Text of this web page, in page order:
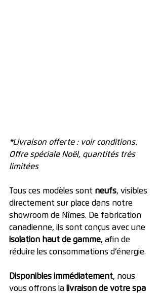
*Livraison offerte : voir conditions.
Offre spéciale Noël, quantités très
limitées
Tous ces modèles sont neufs, visibles
directement sur place dans notre
showroom de Nîmes. De fabrication
canadienne, ils sont conçus avec une
isolation haut de gamme, afin de
réduire les consommations d’énergie.
Disponibles immédiatement, nous
vous offrons la livraison de votre spa